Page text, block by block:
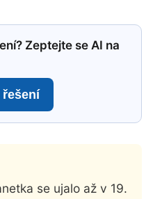
Zeptejte se AI na
řešení
se ujalo až v 19.